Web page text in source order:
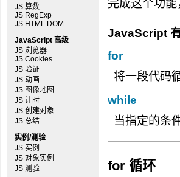
JS 算数
JS RegExp
JS HTML DOM
JavaScript 高级
JS 浏览器
JS Cookies
JS 验证
JS 动画
JS 图像地图
JS 计时
JS 创建对象
JS 总结
实例/测验
JS 实例
JS 对象实例
JS 测验
完成这个功
JavaScript
for
将一段代码
while
当指定的条
for 循环